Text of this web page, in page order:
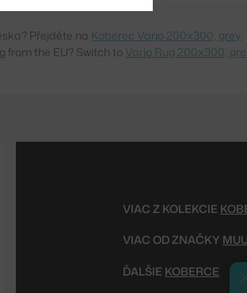
Přejděte na Koberec Varjo 200x300, grey
from the EU? Switch to Varjo Rug 200x300,
VIAC Z KOLEKCIE
VIAC OD ZNAČKY
ĎALŠIE KOBERCE